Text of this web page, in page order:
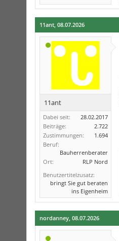
11ant, 08.07.2026
11ant
Dabei seit:
28.02.2017
Beiträge:
2.722
Zustimmungen:
1.694
Beruf:
Bauherrenberater
Ort:
RLP Nord
Benutzertitelzusatz:
bringt Sie gut beraten
ins Eigenheim
nordanney, 08.07.2026